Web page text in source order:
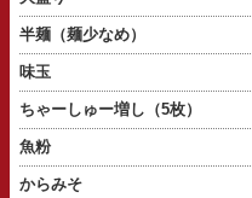
半麺（麺少なめ）
味玉
ちゃーしゅー増し（5枚）
魚粉
からみそ